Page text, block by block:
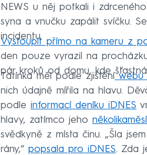
NEWS u něj potkali i
syna a vnučku zapálit svíčku.
incidentu.
Vystoupit přímo na kameru z
den pouze vyrazil na
pár kroků od domu, kde
Tatínka měl podle zjištěníwebu
nich údajně mířila na hlavu.
podle informací deníku iDNES
hlavy, zatímco jeho
svědkyně z místa činu. „Šla
rány,“ popsala pro iDNES. Zda